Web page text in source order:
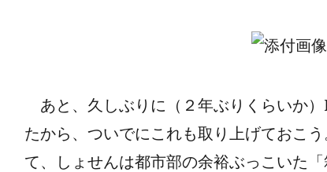
あと、久しぶりに（２年ぶりくらいか
たから、ついでにこれも取り上げておこ
て、しょせんは都市部の余裕ぶっこいた